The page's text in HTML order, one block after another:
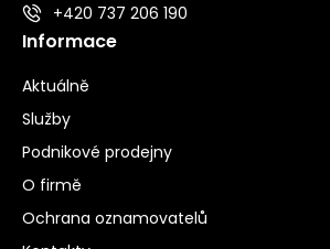
+420 737 206 190
Informace
Aktuálně
Služby
Podnikové prodejny
O firmě
Ochrana oznamovatelů